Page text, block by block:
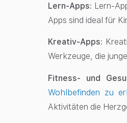
Lern-Apps: Lern-
Apps sind ideal für
Kreativ-Apps:
Werkzeuge, die
Fitness- und
Wohlbefinden zu
Aktivitäten die